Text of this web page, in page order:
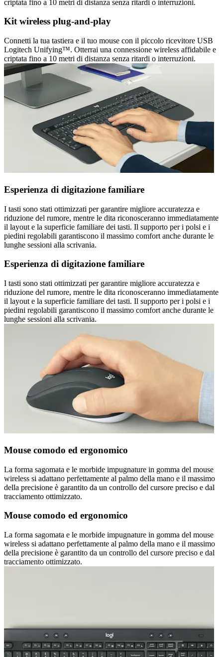
criptata fino a 10 metri di distanza senza ritardi o interruzioni.
Kit wireless plug-and-play
Connetti la tua tastiera e il tuo mouse con il piccolo ricevitore USB
Logitech Unifying™. Otterrai una connessione wireless affidabile e
criptata fino a 10 metri di distanza senza ritardi o interruzioni.
Esperienza di digitazione familiare
I tasti sono stati ottimizzati per garantire migliore accuratezza e
riduzione del rumore, mentre le dita riconosceranno immediatamente
il layout e la superficie familiare dei tasti. Il supporto per i polsi e i
piedini regolabili garantiscono il massimo comfort anche durante le
lunghe sessioni alla scrivania.
Esperienza di digitazione familiare
I tasti sono stati ottimizzati per garantire migliore accuratezza e
riduzione del rumore, mentre le dita riconosceranno immediatamente
il layout e la superficie familiare dei tasti. Il supporto per i polsi e i
piedini regolabili garantiscono il massimo comfort anche durante le
lunghe sessioni alla scrivania.
Mouse comodo ed ergonomico
La forma sagomata e le morbide impugnature in gomma del mouse
wireless si adattano perfettamente al palmo della mano e il massimo
della precisione è garantito da un controllo del cursore preciso e dal
tracciamento ottimizzato.
Mouse comodo ed ergonomico
La forma sagomata e le morbide impugnature in gomma del mouse
wireless si adattano perfettamente al palmo della mano e il massimo
della precisione è garantito da un controllo del cursore preciso e dal
tracciamento ottimizzato.